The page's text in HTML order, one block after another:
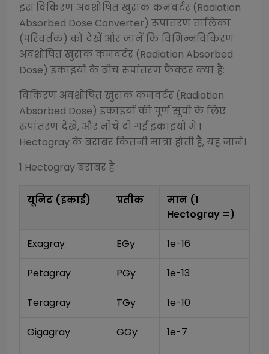
इसविकिरण अवशोषित खुराक कनवर्टर (Radiation
Absorbed Dose Converter) रूपांतरण तालिका
(परिवर्तक) को देखें और जानें कि विभिन्नविकिरण
अवशोषित खुराक कनवर्टर (Radiation Absorbed
Dose) इकाइयों के बीच रूपांतरण फैक्टर क्या हैं:
विकिरण अवशोषित खुराक कनवर्टर (Radiation
Absorbed Dose) इकाइयों की पूर्ण सूची के लिए
रूपांतरण देखें, और नीचे दी गई इकाइयों में 1
Hectograyके बराबर कितनी मात्रा होती है, यह जानें।
1 Hectograyबराबर है
यूनिट (इकाई) प्रतीक
मान (1
Hectogray =)
Exagray EGy 1e-16
Petagray PGy 1e-13
Teragray TGy 1e-10
Gigagray GGy 1e-7